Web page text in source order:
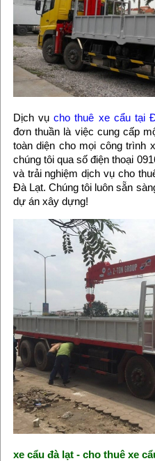
Dịch vụcho thuê xe cẩu tại
đơn thuần là việc cung cấp
toàn diện cho mọi công trình
chúng tôi qua số điện thoại
và trải nghiệm dịch vụ cho
Đà Lạt. Chúng tôi luôn sẵn
dự án xây dựng!
xe cẩu đà lạt- cho thuê xe